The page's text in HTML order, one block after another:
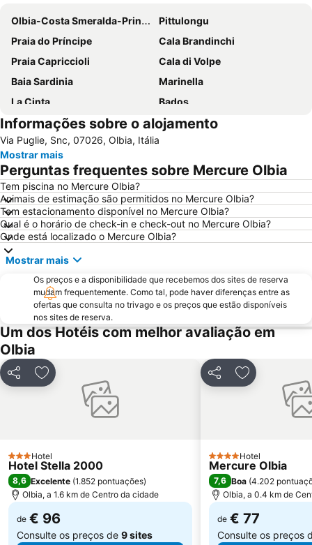
Olbia-Costa Smeralda-Prince Karim Aga Khan IV Airport
Pittulongu
Praia do Príncipe
Cala Brandinchi
Praia Capriccioli
Cala di Volpe
Baia Sardinia
Marinella
La Cinta
Bados
Le Saline
Punta Tegge
Porto Istana
Spiaggia del Piccolo Pevero
Santa Teresa di Gallura
Rena Bianca
Sos Aranzos
San Teodoro City Centre
Passeggiata
Spiaggia dell´Isuledda
Caprera: Relitto
Cala Lunga
Capo Comino
Centro Storico
Spiaggia Bianca
Baia Corallina Beach
Punta Don Diego
Marina di Porto Cervo
Praia La Sciumara
Porto Pollo
La Caletta
Strada panoramica di Costa Smeralda
Cala Granu
Cala Ottiolu
Capo d'Orso
Parque Nacional do Arquipélado de La Maddalena
Informações sobre o alojamento
Via Puglie, Snc, 07026, Olbia, Itália
Mostrar mais
Perguntas frequentes sobre Mercure Olbia
Tem piscina no Mercure Olbia?
Animais de estimação são permitidos no Mercure Olbia?
Tem estacionamento disponível no Mercure Olbia?
Qual é o horário de check-in e check-out no Mercure Olbia?
Onde está localizado o Mercure Olbia?
Mostrar mais
Os preços e a disponibilidade que recebemos dos sites de reserva
mudam frequentemente. Como tal, pode haver diferenças entre as
ofertas que consulta no trivago e os preços que estão disponíveis
nos sites de reserva.
Um dos Hotéis com melhor avaliação em
Olbia
PartilharAdicionar aos favoritos
3 Estrelas
Hotel
Hotel Stella 2000
8,6 Excelente (1.852 pontuações)
Olbia, a 1.6 km de Centro da cidade
de € 96
Consulte os preços de 9 sites
PartilharAdicionar
4 Estrelas
Hotel
Mercure Olbia
7,6 Boa (4.202
Olbia, a 0.4 km de
de € 77
Consulte os preços